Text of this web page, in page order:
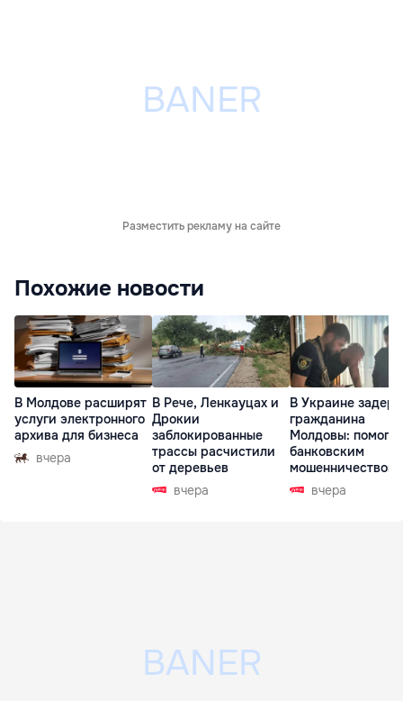
Разместить рекламу на сайте
Похожие новости
В Молдове расширят
услуги электронного
архива для бизнеса
вчера
В Рече, Ленкауцах и
Дрокии
заблокированные
трассы расчистили
от деревьев
вчера
В Украине
гражданина
Молдовы:
банковским
мошенничеством
Чехиивчера